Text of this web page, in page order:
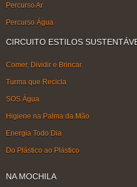
Percurso Ar
Percurso Água
CIRCUITO ESTILOS
Comer, Dividir e Brincar
Turma que Recicla
SOS Água
Higiene na Palma da Mão
Energia Todo Dia
Do Plástico ao Plástico
NA MOCHILA